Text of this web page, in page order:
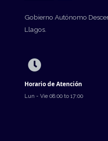
Gobierno Autónomo
Llagos.
Horario de Atención
Lun - Vie 08:00 to 17:00